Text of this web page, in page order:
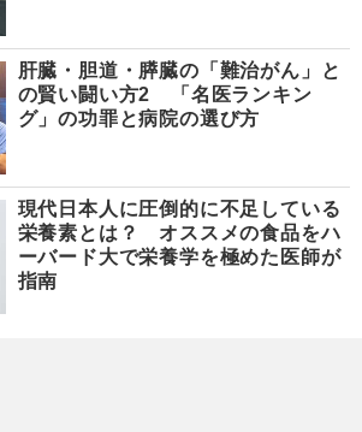
肝臓・胆道・膵臓の「難治がん」と
の賢い闘い方2 「名医ランキン
グ」の功罪と病院の選び方
現代日本人に圧倒的に不足している
栄養素とは？ オススメの食品をハ
ーバード大で栄養学を極めた医師が
指南